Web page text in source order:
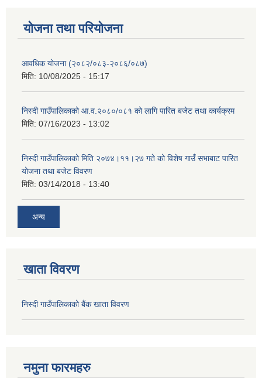
योजना तथा परियोजना
आवधिक योजना (२०८२/०८३-२०८६/०८७)
मिति: 10/08/2025 - 15:17
निस्दी गाउँपालिकाको आ.व.२०८०/०८१ को लागि पारित बजेट तथा कार्यक्रम
मिति: 07/16/2023 - 13:02
निस्दी गाउँपालिकाको मिति २०७४।११।२७ गते को विशेष गाउँ सभाबाट पारित
योजना तथा बजेट विवरण
मिति: 03/14/2018 - 13:40
अन्य
खाता विवरण
निस्दी गाउँपालिकाको बैंक खाता विवरण
नमुना फारमहरु